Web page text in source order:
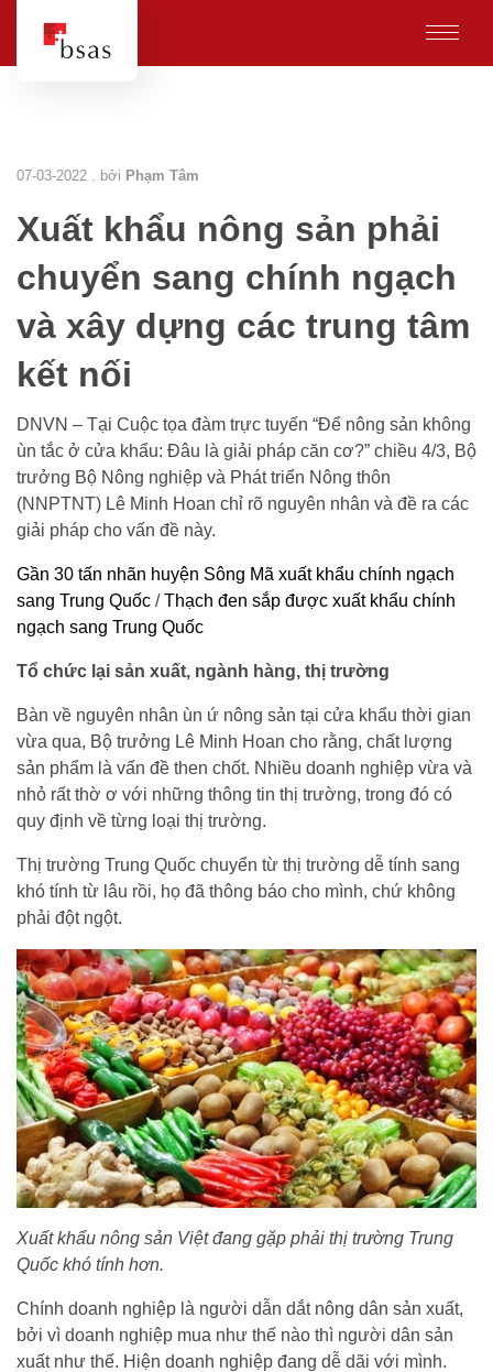
07-03-2022 . bởi Phạm Tâm
Xuất khẩu nông sản phải
chuyển sang chính ngạch
và xây dựng các trung tâm
kết nối
DNVN – Tại Cuộc tọa đàm trực tuyến “Để nông sản không
ùn tắc ở cửa khẩu: Đâu là giải pháp căn cơ?” chiều 4/3, Bộ
trưởng Bộ Nông nghiệp và Phát triển Nông thôn
(NNPTNT) Lê Minh Hoan chỉ rõ nguyên nhân và đề ra các
giải pháp cho vấn đề này.
Gần 30 tấn nhãn huyện Sông Mã xuất khẩu chính ngạch
sang Trung Quốc /Thạch đen sắp được xuất khẩu chính
ngạch sang Trung Quốc
Tổ chức lại sản xuất, ngành hàng, thị trường
Bàn về nguyên nhân ùn ứ nông sản tại cửa khẩu thời gian
vừa qua, Bộ trưởng Lê Minh Hoan cho rằng, chất lượng
sản phẩm là vấn đề then chốt. Nhiều doanh nghiệp vừa và
nhỏ rất thờ ơ với những thông tin thị trường, trong đó có
quy định về từng loại thị trường.
Thị trường Trung Quốc chuyển từ thị trường dễ tính sang
khó tính từ lâu rồi, họ đã thông báo cho mình, chứ không
phải đột ngột.
Xuất khẩu nông sản Việt đang gặp phải thị trường Trung
Quốc khó tính hơn.
Chính doanh nghiệp là người dẫn dắt nông dân sản xuất,
bởi vì doanh nghiệp mua như thế nào thì người dân sản
xuất như thế. Hiện doanh nghiệp đang dễ dãi với mình.